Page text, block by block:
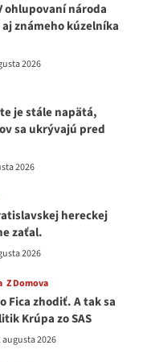
ohlupovaní národa
známeho kúzelníka
2026
je stále napätá,
sa ukrývajú pred
2026
hereckej
zaťal.
2026
Z Domova
Fica zhodiť. A tak sa
Krúpa zo SAS
augusta 2026